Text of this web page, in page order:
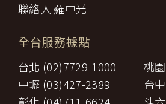
聯絡人 羅中光
全台服務據點
台北 (02)7729-1000
桃
中壢 (03)427-2389
台